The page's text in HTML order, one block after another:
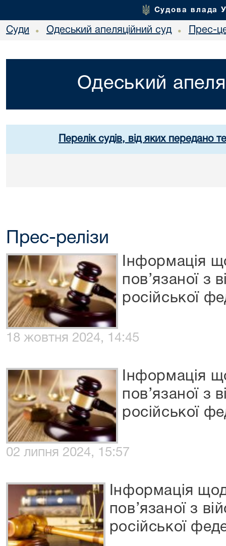
Судова влада
Суди • Одеський апеляційний суд • Прес-
Одеський
Перелік судів, від яких передано
Прес-релізи
Інформація
пов’язаної з
російської
18 жовтня 2024, 14:45
Інформація
пов’язаної з
російської
02 липня 2024, 15:57
Інформація
пов’язаної з
російської